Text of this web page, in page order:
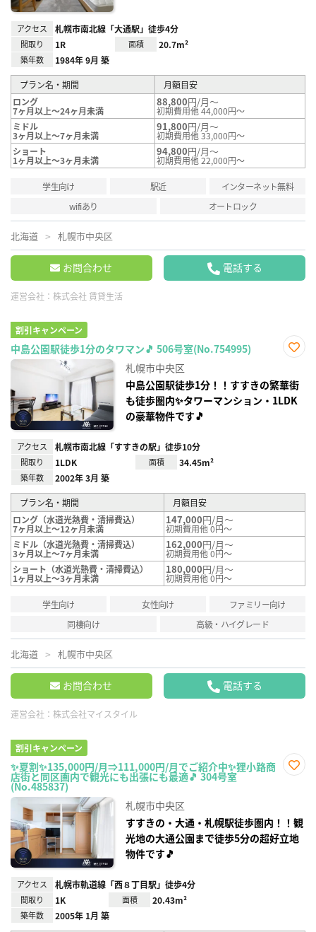
アクセス 札幌市南北線「大通駅」徒歩4分
間取り 1R 面積 20.7m²
築年数 1984年 9月 築
プラン名・期間
月額目安
ロング
7ヶ月以上～24ヶ月未満
88,800円/月～
初期費用他 44,000円～
ミドル
3ヶ月以上～7ヶ月未満
91,800円/月～
初期費用他 33,000円～
ショート
1ヶ月以上～3ヶ月未満
94,800円/月～
初期費用他 22,000円～
学生向け 駅近
インターネット無料
wifiあり
オートロック
北海道 札幌市中央区
お問合わせ 電話する
運営会社： 株式会社 賃貸生活
割引キャンペーン
中島公園駅徒歩1分のタワマン🎵 506号室(No.754995)
り登
録
札幌市中央区
中島公園駅徒歩1分！！すすきの繁華街
も徒歩圏内✨タワーマンション・1LDK
の豪華物件です🎵
アクセス 札幌市南北線「すすきの駅」徒歩10分
間取り 1LDK 面積 34.45m²
築年数 2002年 3月 築
プラン名・期間
月額目安
ロング（水道光熱費・清掃費込）
7ヶ月以上～12ヶ月未満
147,000円/月～
初期費用他 0円～
ミドル（水道光熱費・清掃費込）
3ヶ月以上～7ヶ月未満
162,000円/月～
初期費用他 0円～
ショート（水道光熱費・清掃費込）
1ヶ月以上～3ヶ月未満
180,000円/月～
初期費用他 0円～
学生向け 女性向け
ファミリー向け
同棲向け
高級・ハイグレード
北海道 札幌市中央区
お問合わせ 電話する
運営会社： 株式会社マイスタイル
割引キャンペーン
✨夏割✨135,000円/月⇒111,000円/月でご紹介中✨狸小路商
店街と同区画内で観光にも出張にも最適🎵 304号室
(No.485837)
札幌市中央区
すすきの・大通・札幌駅徒歩圏内！！観
光地の大通公園まで徒歩5分の超好立地
物件です🎵
アクセス 札幌市軌道線「西８丁目駅」徒歩4分
間取り 1K 面積 20.43m²
築年数 2005年 1月 築